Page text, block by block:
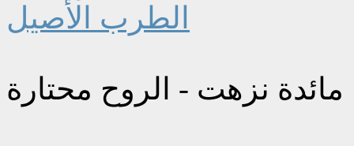
الطرب الأصيل
مائدة نزهت - الروح محتارة